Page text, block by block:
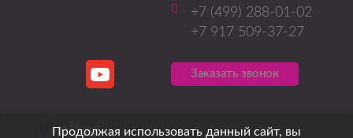
+7 (499) 288-01-02
+7 917 509-37-27
Заказать звонок
Продолжая использовать данный сайт, вы